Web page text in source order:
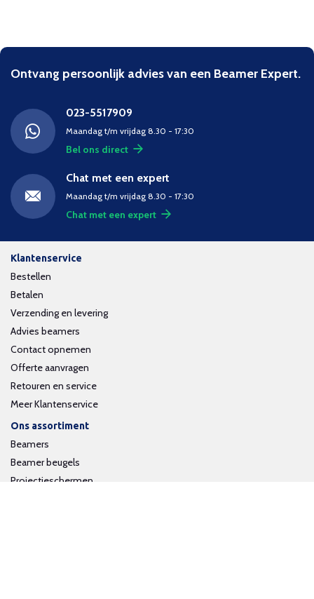
Ontvang persoonlijk advies van een Beamer Expert.
023-5517909
Maandag t/m vrijdag 8.30 - 17:30
Bel ons direct
Chat met een expert
Maandag t/m vrijdag 8.30 - 17:30
Chat met een expert
Klantenservice
Bestellen
Betalen
Verzending en levering
Advies beamers
Contact opnemen
Offerte aanvragen
Retouren en service
Meer Klantenservice
Ons assortiment
Beamers
Beamer beugels
Projectieschermen